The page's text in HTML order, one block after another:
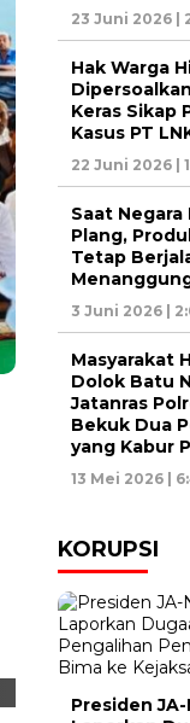
23 Juni 2026 |
Hak Warga
Keras Sikap
Kasus PT
22 Juni 2026 |
Saat Negara
Plang,
Tetap
3 Juni 2026 |
Masyarakat
Dolok Batu
Jatanras
Bekuk Dua
yang Kabur
13 Mei 2026 |
KORUPSI
Presiden JA-